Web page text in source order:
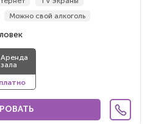
Можно свой алкоголь
Аренда
зала